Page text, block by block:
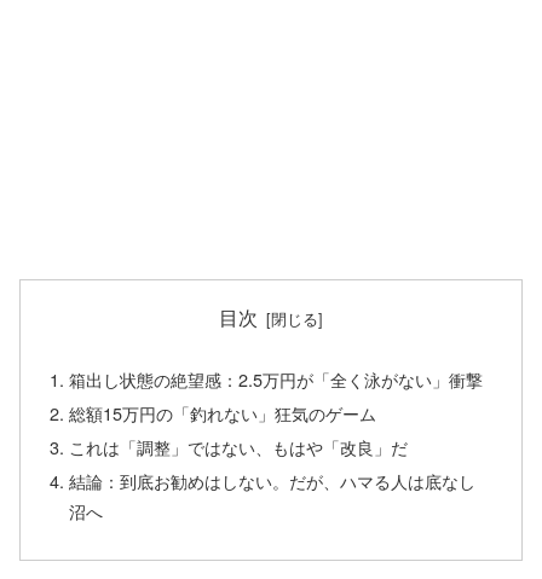
目次
箱出し状態の絶望感：2.5万円が「全く泳がない」衝撃
総額15万円の「釣れない」狂気のゲーム
これは「調整」ではない、もはや「改良」だ
結論：到底お勧めはしない。だが、ハマる人は底なし
沼へ